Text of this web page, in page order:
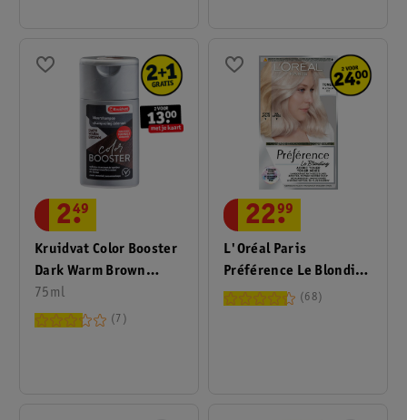
Kruidvat Color Booster
Dark Warm Brown
Kleurshampoo
75ml
2.
49
7
L'Oréal Paris
Préférence Le Blonding
Platinum Ice Acidic
22.
99
68